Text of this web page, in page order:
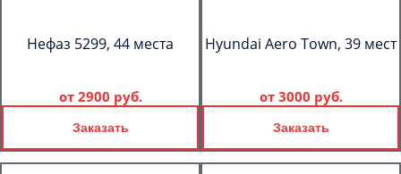
Нефаз 5299, 44 места
от 2900 руб.
Заказать
Hyundai Aero Town, 39 мест
от 3000 руб.
Заказать